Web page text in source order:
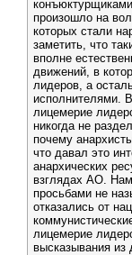
произошло на
которых стали
заметить, что
вполне
движений, в
лидеров, а
исполнителями.
лицемерие
никогда не
почему
что давал это
анархических
взглядах АО.
просьбами не
отказались от
лицемерие
высказывания из